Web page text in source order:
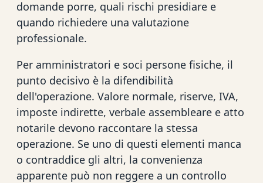
domande porre, quali rischi presidiare e
quando richiedere una valutazione
professionale.
Per amministratori e soci persone fisiche, il
punto decisivo è la difendibilità
dell'operazione. Valore normale, riserve, IVA,
imposte indirette, verbale assembleare e atto
notarile devono raccontare la stessa
operazione. Se uno di questi elementi manca
o contraddice gli altri, la convenienza
apparente può non reggere a un controllo